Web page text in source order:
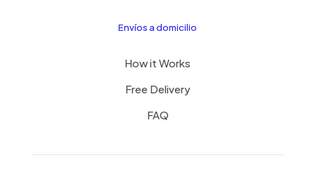
Envíos a domicilio
How it Works
Free Delivery
FAQ